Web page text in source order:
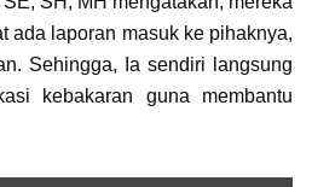
ada laporan masuk ke pihaknya,
Sehingga, Ia sendiri langsung
kebakaran guna membantu